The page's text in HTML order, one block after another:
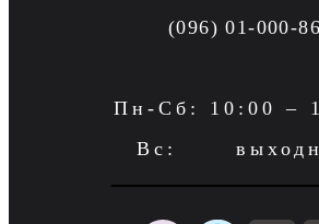
(096) 01-000-86
Пн-Сб: 10:00 –
Вс: